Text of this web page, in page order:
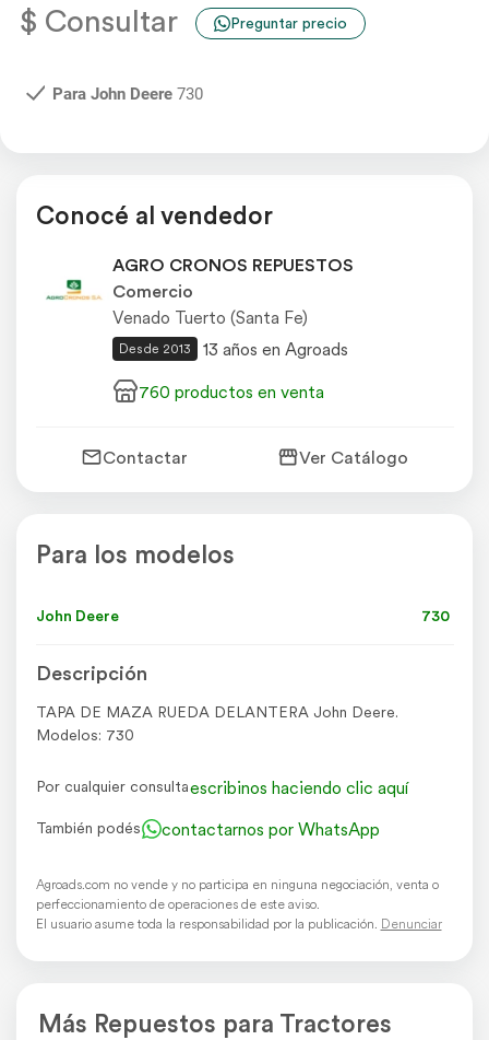
$ Consultar Preguntar precio
Para John Deere730
Conocé al vendedor
AGRO CRONOS REPUESTOS
Comercio
Venado Tuerto (Santa Fe)
Desde 2013
13 años en Agroads
760 productos en venta
Contactar Ver Catálogo
Para los modelos
John Deere 730
Descripción
TAPA DE MAZA RUEDA DELANTERA John Deere.
Modelos: 730
Por cualquier consultaescribinos haciendo clic aquí
También podés contactarnos por WhatsApp
Agroads.com no vende y no participa en ninguna negociación, venta o
perfeccionamiento de operaciones de este aviso.
El usuario asume toda la responsabilidad por la publicación. Denunciar
Más Repuestos para Tractores